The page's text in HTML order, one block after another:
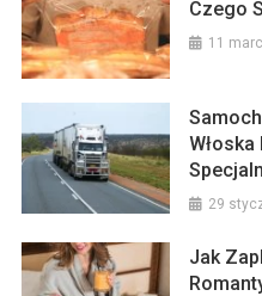
Czego
11
29
Jak